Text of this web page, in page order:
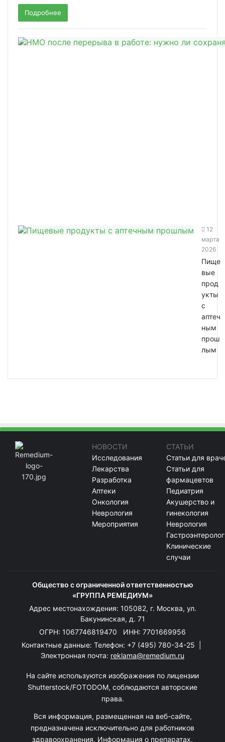
Подробнее
12
марта
2026
Пище
вые
прод
укты
с
аптеч
ным
прош
лым
НОВОСТИ
Исследования
Лекарства
Разработка
Аптеки
Онкология
Неврология
Мероприятия
СТАТЬИ
Статьи для
Статьи для
фармацевтов
Педиатрия
Акушерство и
гинекология
Неврология
Клинические
случаи
Общество с ограниченной ответственностью
«ГРУППА РЕМЕДИУМ»
Адрес местонахождения: 105082, г. Москва, ул.
Бакунинская, д. 71
ОГРН: 1067746819470 ИНН: 7701669956
Контактные данные: Телефон: +7 (495) 780-34-25
Электронная почта: reklama@remedium.ru
На сайте используются изображения по лицензии
Shutterstock/FOTODOM, соблюдаются авторские
права.
Вся информация, размещенная на веб-сайте,
предназначена исключительно для работников
здравоохранения. Информация о препаратах,